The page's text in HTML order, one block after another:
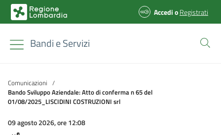
AccedioRegistrati
Bandi e Servizi
Comunicazioni /
Bando Sviluppo Aziendale: Atto di conferma n 65 del
01/08/2025_LISCIDINI COSTRUZIONI srl
09 agosto 2026, ore 12:08